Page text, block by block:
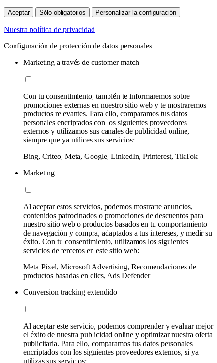
Aceptar Sólo obligatorios Personalizar la configuración
Nuestra política de privacidad
Configuración de protección de datos personales
Marketing a través de customer match
Con tu consentimiento, también te informaremos sobre
promociones externas en nuestro sitio web y te mostraremos
productos relevantes. Para ello, comparamos tus datos
personales encriptados con los siguientes proveedores
externos y utilizamos sus canales de publicidad online,
siempre que ya utilices sus servicios:
Bing, Criteo, Meta, Google, LinkedIn, Printerest, TikTok
Marketing
Al aceptar estos servicios, podemos mostrarte anuncios,
contenidos patrocinados o promociones de descuentos para
nuestro sitio web o productos basados en tu comportamiento
de navegación y compra, adaptados a tus intereses, y medir su
éxito. Con tu consentimiento, utilizamos los siguientes
servicios de terceros en este sitio web:
Meta-Pixel, Microsoft Advertising, Recomendaciones de
productos basadas en clics, Ads Defender
Conversion tracking extendido
Al aceptar este servicio, podemos comprender y evaluar mejor
el éxito de nuestra publicidad online y optimizar nuestra oferta
publicitaria. Para ello, comparamos tus datos personales
encriptados con los siguientes proveedores externos, si ya
utilizas sus servicios: